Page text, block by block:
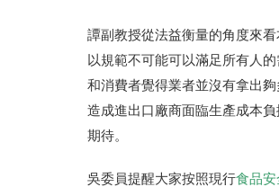
譚副教授從法益衡量的角度來
以規範不可能可以滿足所有人
和消費者覺得業者並沒有拿出
造成進出口廠商面臨生產成本
期待。
吳委員提醒大家按照現行食品